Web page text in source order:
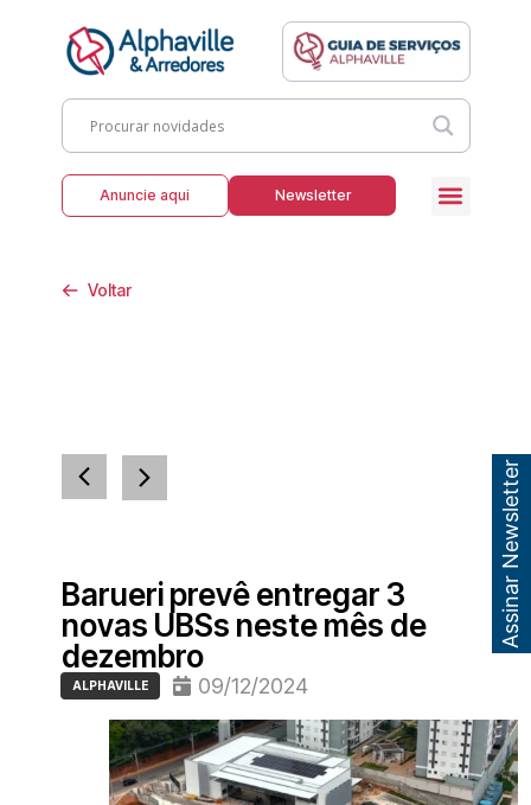
Anuncie aqui Newsletter
Voltar
Barueri prevê entregar 3
novas UBSs neste mês de
dezembro
ALPHAVILLE 09/12/2024
Assinar Newsletter